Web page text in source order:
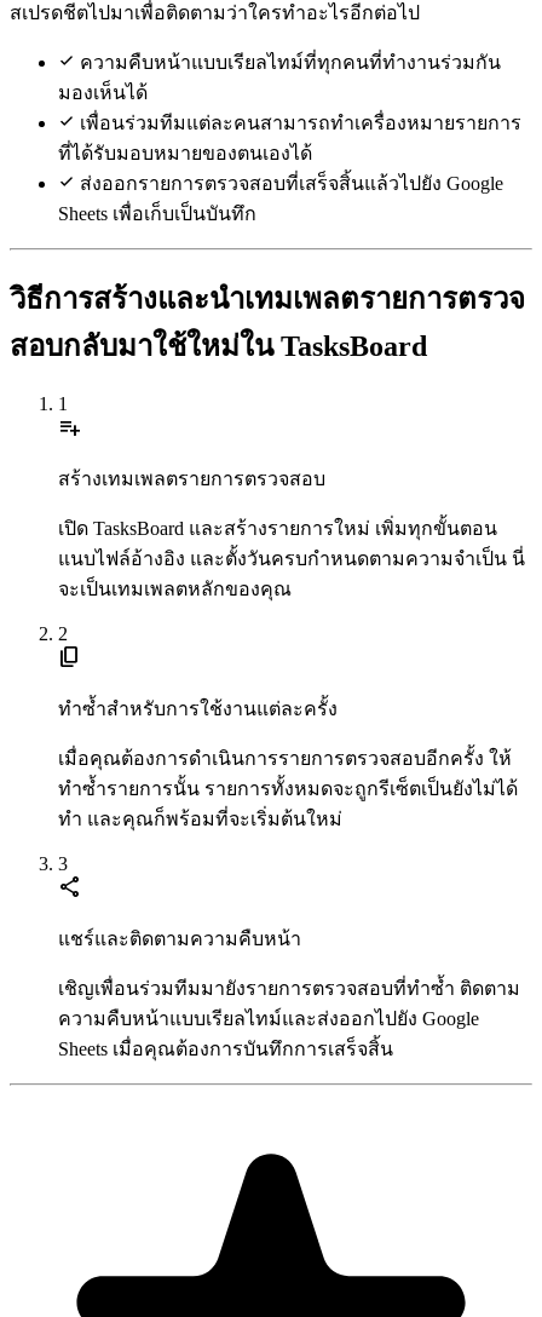
สเปรดชีตไปมาเพื่อติดตามว่าใครทำอะไรอีกต่อไป
ความคืบหน้าแบบเรียลไทม์ที่ทุกคนที่ทำงานร่วมกัน
มองเห็นได้
เพื่อนร่วมทีมแต่ละคนสามารถทำเครื่องหมายรายการ
ที่ได้รับมอบหมายของตนเองได้
ส่งออกรายการตรวจสอบที่เสร็จสิ้นแล้วไปยัง Google
Sheets เพื่อเก็บเป็นบันทึก
วิธีการสร้างและนำเทมเพลตรายการตรวจ
สอบกลับมาใช้ใหม่ใน TasksBoard
1
playlist_add
สร้างเทมเพลตรายการตรวจสอบ
เปิด TasksBoard และสร้างรายการใหม่ เพิ่มทุกขั้นตอน
แนบไฟล์อ้างอิง และตั้งวันครบกำหนดตามความจำเป็น นี่
จะเป็นเทมเพลตหลักของคุณ
2
content_copy
ทำซ้ำสำหรับการใช้งานแต่ละครั้ง
เมื่อคุณต้องการดำเนินการรายการตรวจสอบอีกครั้ง ให้
ทำซ้ำรายการนั้น รายการทั้งหมดจะถูกรีเซ็ตเป็นยังไม่ได้
ทำ และคุณก็พร้อมที่จะเริ่มต้นใหม่
3
share
แชร์และติดตามความคืบหน้า
เชิญเพื่อนร่วมทีมมายังรายการตรวจสอบที่ทำซ้ำ ติดตาม
ความคืบหน้าแบบเรียลไทม์และส่งออกไปยัง Google
Sheets เมื่อคุณต้องการบันทึกการเสร็จสิ้น